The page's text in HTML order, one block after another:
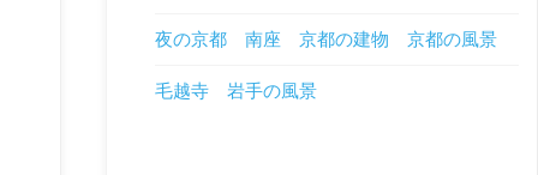
夜の京都 南座 京都の建物 京都の風景
毛越寺 岩手の風景